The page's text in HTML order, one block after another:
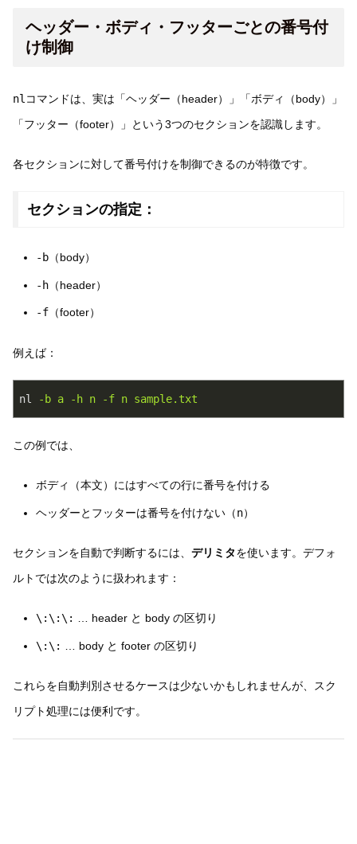
ヘッダー・ボディ・フッターごとの番号付
け制御
nl コマンドは、実は「ヘッダー（header）」「ボディ（body）」
「フッター（footer）」という3つのセクションを認識します。
各セクションに対して番号付けを制御できるのが特徴です。
セクションの指定：
-b（body）
-h（header）
-f（footer）
例えば：
nl -b a -h n -f n sample.txt
この例では、
ボディ（本文）にはすべての行に番号を付ける
ヘッダーとフッターは番号を付けない（n）
セクションを自動で判断するには、 デリミタを使います。デフォ
ルトでは次のように扱われます：
\:\:\: … header と body の区切り
\:\: … body と footer の区切り
これらを自動判別させるケースは少ないかもしれませんが、スク
リプト処理には便利です。